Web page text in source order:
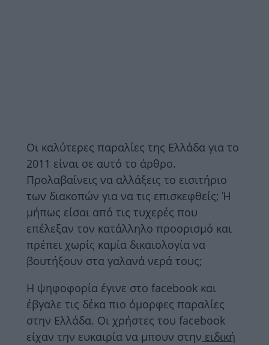
Οι καλύτερες παραλίες της Ελλάδα για το
2011 είναι σε αυτό το άρθρο.
Προλαβαίνεις να αλλάξεις το εισιτήριο
των διακοπών για να τις επισκεφθείς; Ή
μήπως είσαι από τις τυχερές που
επέλεξαν τον κατάλληλο προορισμό και
πρέπει χωρίς καμία δικαιολογία να
βουτήξουν στα γαλανά νερά τους;
Η ψηφοφορία έγινε στο facebook και
έβγαλε τις δέκα πιο όμορφες παραλίες
στην Ελλάδα. Οι χρήστες του facebook
είχαν την ευκαιρία να μπουν στην ειδική